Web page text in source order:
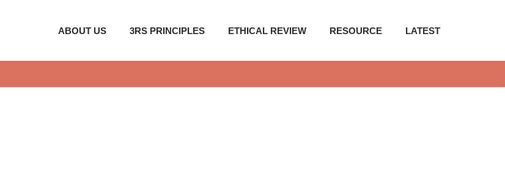
ABOUT US 3RS PRINCIPLES ETHICAL REVIEW RESOURCE LATEST